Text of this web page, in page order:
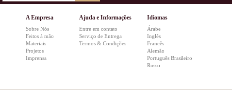
A Empresa
Sobre Nós
Feitos à mão
Materiais
Projetos
Imprensa
Ajuda e Informações
Entre em contato
Serviço de Entrega
Termos & Condições
Idiomas
Árabe
Inglês
Francês
Alemão
Português Brasileiro
Russo